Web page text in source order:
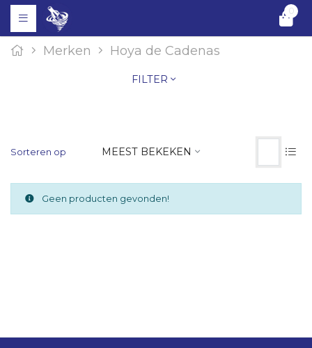
0
Merken Hoya de Cadenas
FILTER
Sorteren op MEEST BEKEKEN
Geen producten gevonden!